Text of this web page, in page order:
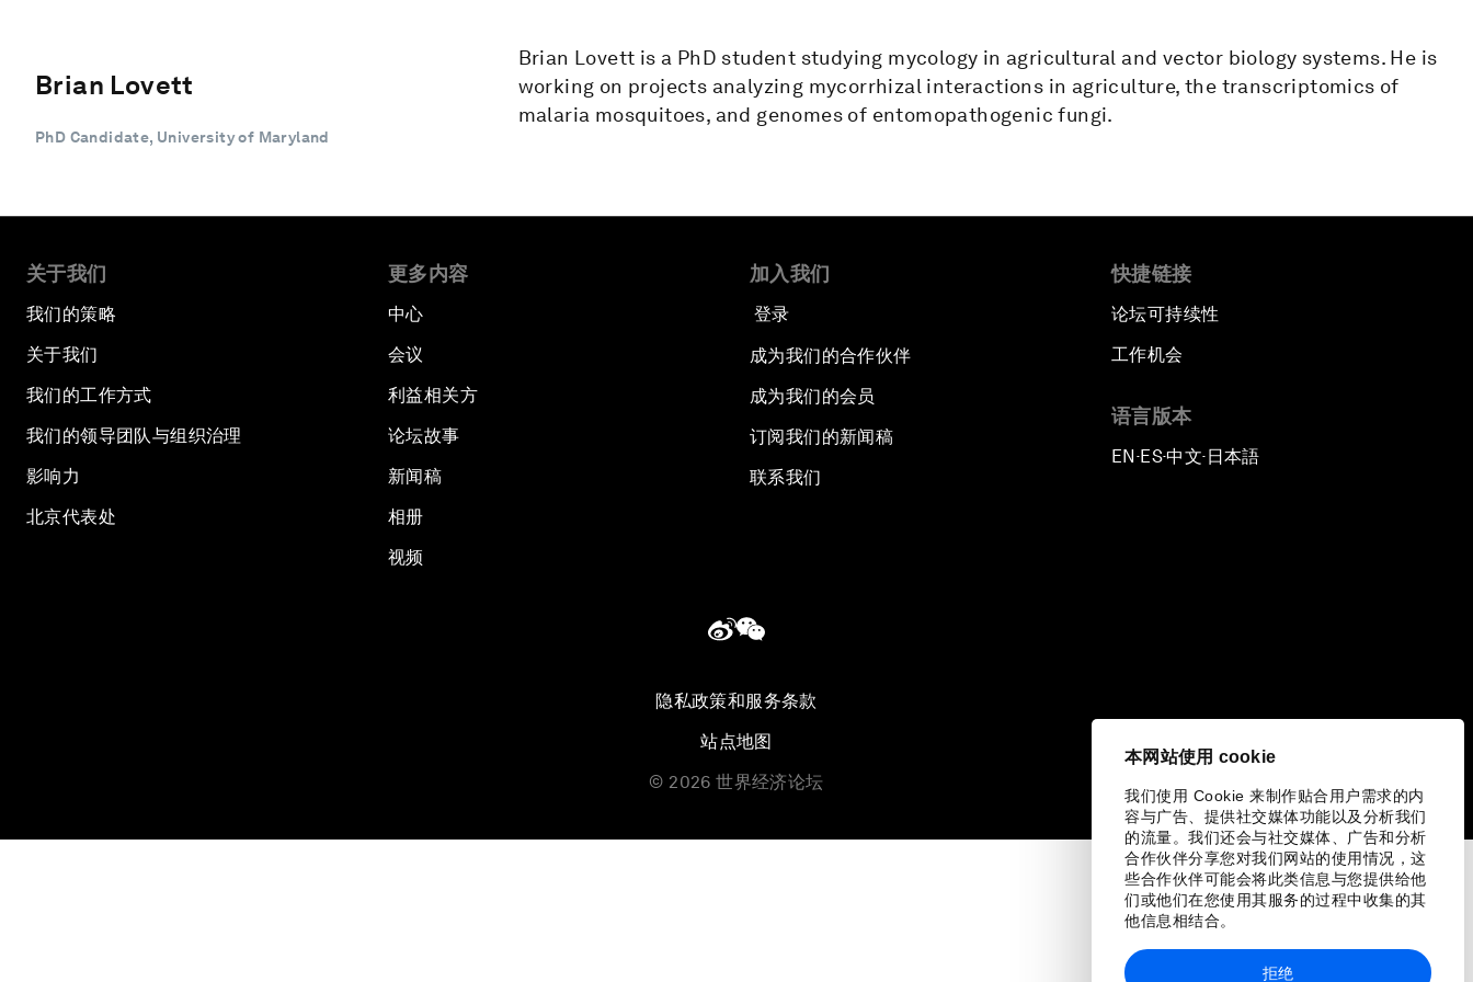
本网站使用 cookie
我们使用 Cookie 来制作贴合用户需求的内
容与广告、提供社交媒体功能以及分析我们
的流量。我们还会与社交媒体、广告和分析
合作伙伴分享您对我们网站的使用情况，这
些合作伙伴可能会将此类信息与您提供给他
们或他们在您使用其服务的过程中收集的其
他信息相结合。
拒绝
Brian Lovett
PhD Candidate, University of Maryland
Brian Lovett is a PhD student studying mycology in agricultural and vector biology systems. He is
working on projects analyzing mycorrhizal interactions in agriculture, the transcriptomics of
malaria mosquitoes, and genomes of entomopathogenic fungi.
关于我们
我们的策略
关于我们
我们的工作方式
我们的领导团队与组织治理
影响力
北京代表处
更多内容
中心
会议
利益相关方
论坛故事
新闻稿
相册
视频
加入我们
登录
成为我们的合作伙伴
成为我们的会员
订阅我们的新闻稿
联系我们
快捷链接
论坛可持续性
工作机会
语言版本
EN ▪ES▪中文▪ 日本語
隐私政策和服务条款
站点地图
© 2026 世界经济论坛